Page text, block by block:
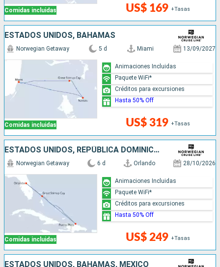
Comidas incluidas US$ 169 +Tasas
ESTADOS UNIDOS, BAHAMAS
Comidas incluidas
Norwegian Getaway 5 d Miami 13/09/2027
US$ 319 +Tasas
Animaciones Incluidas
Paquete WiFi*
Créditos para excursiones
Hasta 50% Off
ESTADOS UNIDOS, REPÚBLICA DOMINICANA, BAHAMAS
Comidas incluidas
Norwegian Getaway 6 d Orlando 28/10/2026
US$ 249 +Tasas
Animaciones Incluidas
Paquete WiFi*
Créditos para excursiones
Hasta 50% Off
ESTADOS UNIDOS, BAHAMAS, MÉXICO